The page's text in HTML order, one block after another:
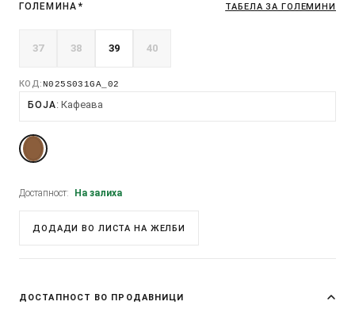
ГОЛЕМИНА * ТАБЕЛА ЗА ГОЛЕМИНИ
37 38 39 40
КОД: N025S031GA_02
БОЈА Кафеава
Достапност: На залиха
ДОДАДИ ВО ЛИСТА НА ЖЕЛБИ
ДОСТАПНОСТ ВО ПРОДАВНИЦИ